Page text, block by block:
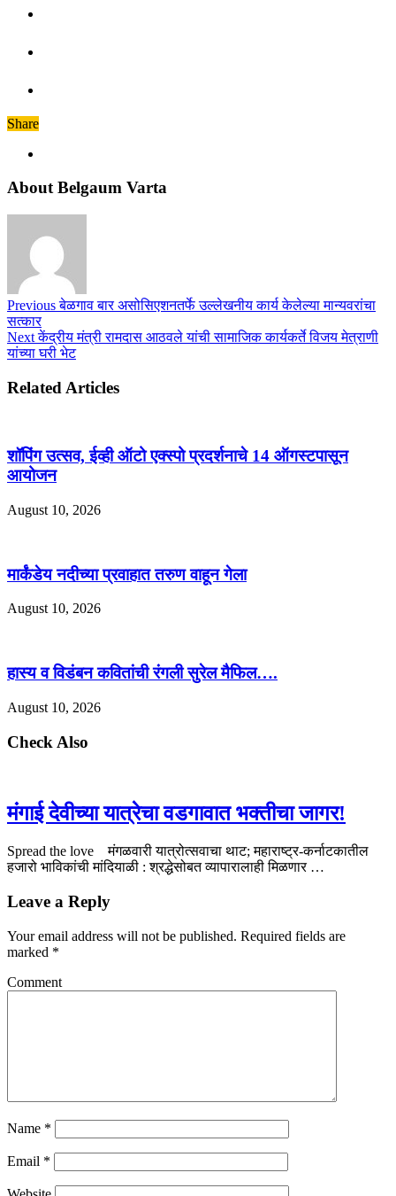
Share
About Belgaum Varta
Previousबेळगाव बार असोसिएशनतर्फे उल्लेखनीय कार्य केलेल्या मान्यवरांचा
सत्कार
Nextकेंद्रीय मंत्री रामदास आठवले यांची सामाजिक कार्यकर्ते विजय मेत्राणी
यांच्या घरी भेट
Related Articles
शॉपिंग उत्सव, ईव्ही ऑटो एक्स्पो प्रदर्शनाचे 14 ऑगस्टपासून
आयोजन
August 10, 2026
मार्कंडेय नदीच्या प्रवाहात तरुण वाहून गेला
August 10, 2026
हास्य व विडंबन कवितांची रंगली सुरेल मैफिल….
August 10, 2026
Check Also
मंगाई देवीच्या यात्रेचा वडगावात भक्तीचा जागर!
Spread the love मंगळवारी यात्रोत्सवाचा थाट; महाराष्ट्र-कर्नाटकातील
हजारो भाविकांची मांदियाळी : श्रद्धेसोबत व्यापारालाही मिळणार …
Leave a Reply
Your email address will not be published. Required fields are
marked *
Comment
Name *
Email *